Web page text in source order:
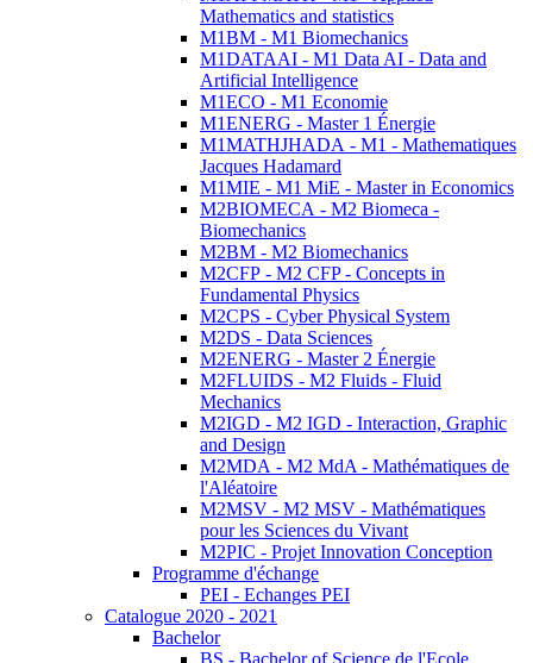
Mathematics and statistics
M1BM - M1 Biomechanics
M1DATAAI - M1 Data AI - Data and
Artificial Intelligence
M1ECO - M1 Economie
M1ENERG - Master 1 Énergie
M1MATHJHADA - M1 - Mathematiques
Jacques Hadamard
M1MIE - M1 MiE - Master in Economics
M2BIOMECA - M2 Biomeca -
Biomechanics
M2BM - M2 Biomechanics
M2CFP - M2 CFP - Concepts in
Fundamental Physics
M2CPS - Cyber Physical System
M2DS - Data Sciences
M2ENERG - Master 2 Énergie
M2FLUIDS - M2 Fluids - Fluid
Mechanics
M2IGD - M2 IGD - Interaction, Graphic
and Design
M2MDA - M2 MdA - Mathématiques de
l'Aléatoire
M2MSV - M2 MSV - Mathématiques
pour les Sciences du Vivant
M2PIC - Projet Innovation Conception
Programme d'échange
PEI - Echanges PEI
Catalogue 2020 - 2021
Bachelor
BS - Bachelor of Science de l'Ecole